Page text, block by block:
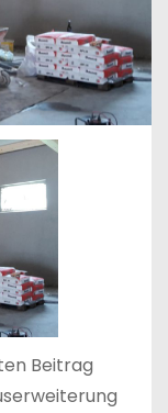
Beitrag